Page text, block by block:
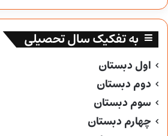
به تفکیک سال تحصیلی
اول دبستان
دوم دبستان
سوم دبستان
چهارم دبستان